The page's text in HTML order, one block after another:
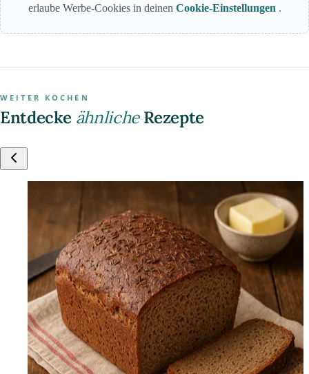
erlaube Werbe-Cookies in deinen Cookie-Einstellungen .
WEITER KOCHEN
Entdecke ähnlicheRezepte